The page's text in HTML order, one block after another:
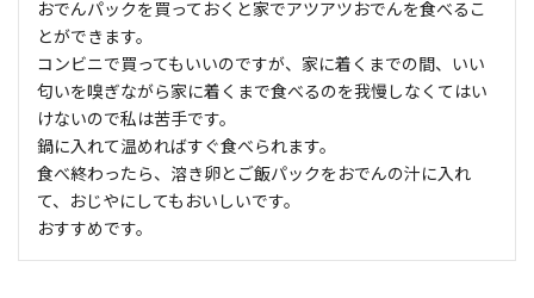
おでんパックを買っておくと家でアツアツおでんを食べるこ
とができます。
コンビニで買ってもいいのですが、家に着くまでの間、いい
匂いを嗅ぎながら家に着くまで食べるのを我慢しなくてはい
けないので私は苦手です。
鍋に入れて温めればすぐ食べられます。
食べ終わったら、溶き卵とご飯パックをおでんの汁に入れ
て、おじやにしてもおいしいです。
おすすめです。